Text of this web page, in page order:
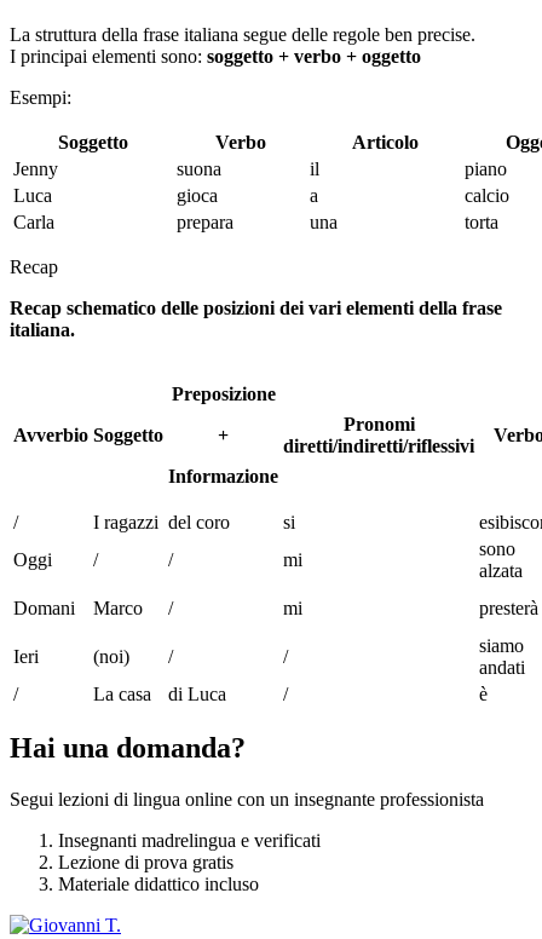
La struttura della frase italiana segue delle regole ben precise.
I principai elementi sono: soggetto + verbo + oggetto
Esempi:
Soggetto Verbo Articolo
Jenny
suona il
piano
Luca
gioca a
calcio
Carla
prepara una torta
Recap
Recap schematico delle posizioni dei vari elementi della frase
italiana.
Avverbio Soggetto
Preposizione
+
Informazione
Pronomi
diretti/indiretti/riflessivi
/ I ragazzi del coro si
Oggi
/ / mi
sono
alzata
Domani
Marco / mi presterà
Ieri (noi) / /
siamo
andati
/
La casa di Luca / è
Hai una domanda?
Segui lezioni di lingua online con un insegnante professionista
Insegnanti madrelingua e verificati
Lezione di prova gratis
Materiale didattico incluso